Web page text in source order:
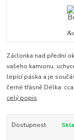
Záclonka nad přední
vašeho kamionu,
lepící páska a je
černé třásně Délka:
celý popis
Dostupnost